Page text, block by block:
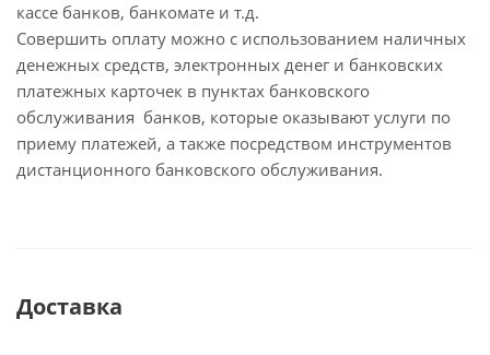
кассе банков, банкомате и т.д.
Совершить оплату можно с использованием наличных
денежных средств, электронных денег и банковских
платежных карточек в пунктах банковского
обслуживания банков, которые оказывают услуги по
приему платежей, а также посредством инструментов
дистанционного банковского обслуживания.
Доставка